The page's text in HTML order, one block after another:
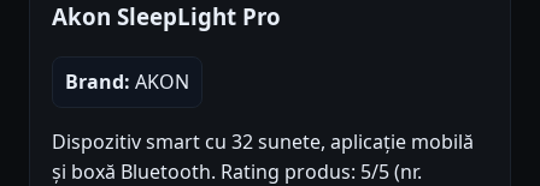
Akon SleepLight Pro
Brand: AKON
Dispozitiv smart cu 32 sunete, aplicație mobilă
și boxă Bluetooth. Rating produs: 5/5 (nr.